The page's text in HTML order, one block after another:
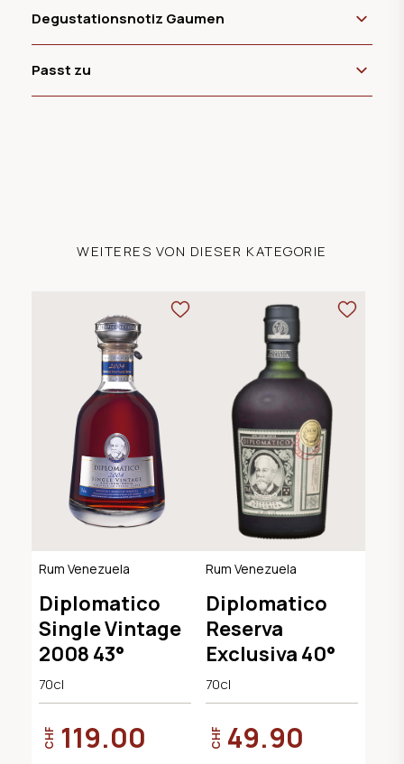
Degustationsnotiz Gaumen
Passt zu
WEITERES VON DIESER KATEGORIE
Rum Venezuela
Diplomatico
Single Vintage
2008 43°
70cl
CHF 119.00
Rum Venezuela
Diplomatico
Reserva
Exclusiva 40°
70cl
CHF 49.90